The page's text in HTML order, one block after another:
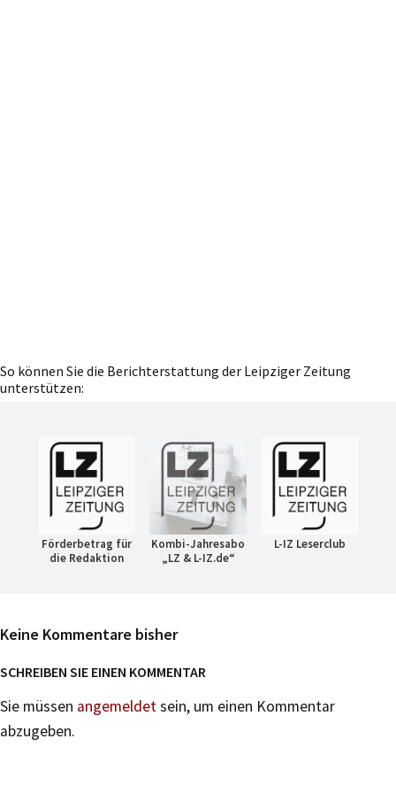
So können Sie die Berichterstattung der Leipziger Zeitung
unterstützen:
Förderbetrag für
die Redaktion
Kombi-Jahresabo
„LZ & L-IZ.de“
L-IZ Leserclub
Keine Kommentare bisher
SCHREIBEN SIE EINEN KOMMENTAR
Sie müssen angemeldetsein, um einen Kommentar
abzugeben.